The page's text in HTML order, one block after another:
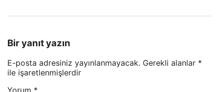
Bir yanıt yazın
E-posta adresiniz yayınlanmayacak. Gerekli alanlar *
ile işaretlenmişlerdir
Yorum *